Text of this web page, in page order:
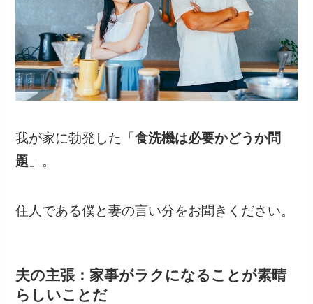
我が家に勃発した「食洗機は必要かどうか問
題 」。
住人である僕と妻の言い分をお聞きください。
夫の主張：家事がラクになることが素晴
らしいことだ